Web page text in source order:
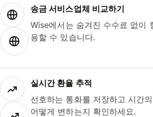
송금 서비스업체 비교하기
Wise에서는 숨겨진 수수료 없이
용할 수 있습니다.
실시간 환율 추적
선호하는 통화를 저장하고 시간
어떻게 변하는지 확인하세요.